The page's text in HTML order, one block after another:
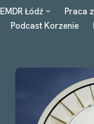
EMDR Łódź Praca
Podcast Korzenie